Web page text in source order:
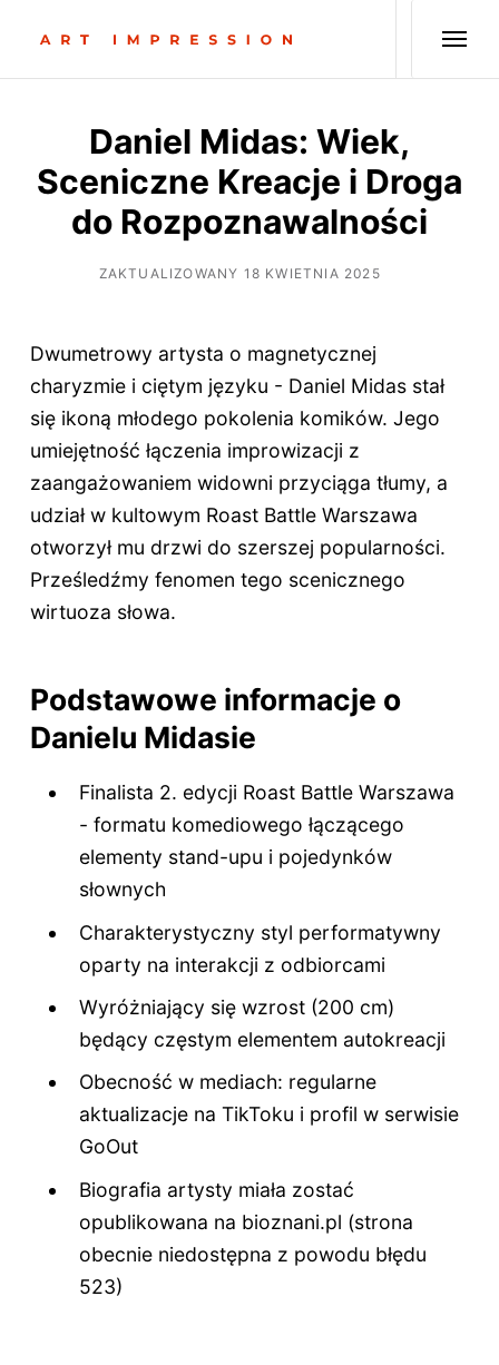
Daniel Midas: Wiek,
Sceniczne Kreacje i Droga
do Rozpoznawalności
ZAKTUALIZOWANY 18 KWIETNIA 2025
Dwumetrowy artysta o magnetycznej
charyzmie i ciętym języku - Daniel Midas stał
się ikoną młodego pokolenia komików. Jego
umiejętność łączenia improwizacji z
zaangażowaniem widowni przyciąga tłumy, a
udział w kultowym Roast Battle Warszawa
otworzył mu drzwi do szerszej popularności.
Prześledźmy fenomen tego scenicznego
wirtuoza słowa.
Podstawowe informacje o
Danielu Midasie
Finalista 2. edycji Roast Battle Warszawa
- formatu komediowego łączącego
elementy stand-upu i pojedynków
słownych
Charakterystyczny styl performatywny
oparty na interakcji z odbiorcami
Wyróżniający się wzrost (200 cm)
będący częstym elementem autokreacji
Obecność w mediach: regularne
aktualizacje na TikToku i profil w serwisie
GoOut
Biografia artysty miała zostać
opublikowana na bioznani.pl (strona
obecnie niedostępna z powodu błędu
523)